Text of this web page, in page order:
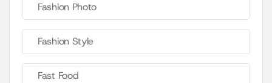
Fashion Photo
Fashion Style
Fast Food